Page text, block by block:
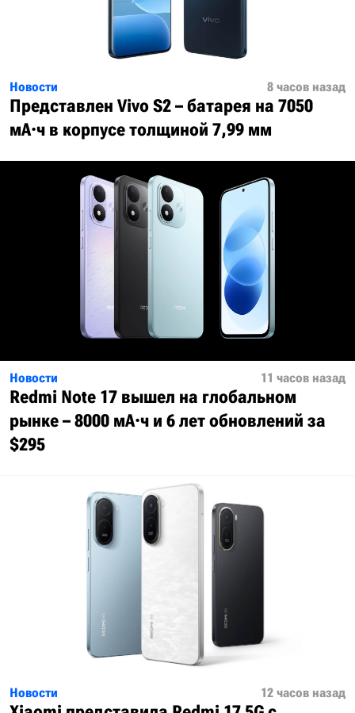
Новости 8 часов назад
Представлен Vivo S2 – батарея на 7050
мА·ч в корпусе толщиной 7,99 мм
Новости 11 часов назад
Redmi Note 17 вышел на глобальном
рынке – 8000 мА·ч и 6 лет обновлений за
$295
Новости 12 часов назад